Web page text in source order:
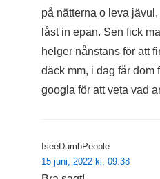
på nätterna o leva
låst in epan. Sen fick
helger nånstans för att
däck mm, i dag får dom
googla för att veta vad
IseeDumbPeople
15 juni, 2022 kl. 09:38